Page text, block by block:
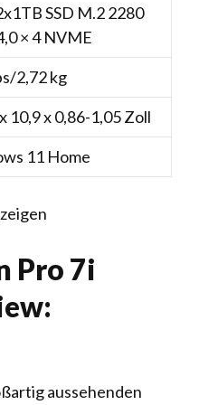
SSD M.2 2280
× 4 NVME
2,72 kg
10,9 x 0,86-1,05 Zoll
11 Home
Pro 7i
aussehenden